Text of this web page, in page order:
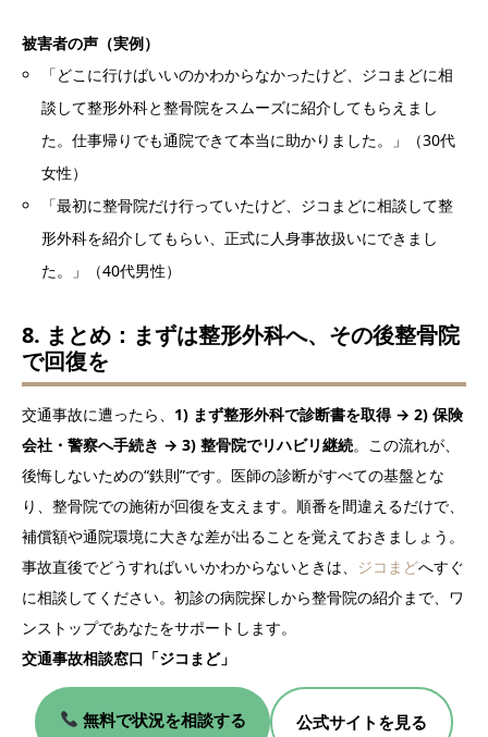
被害者の声（実例）
「どこに行けばいいのかわからなかったけど、ジコまどに相
談して整形外科と整骨院をスムーズに紹介してもらえまし
た。仕事帰りでも通院できて本当に助かりました。」（30代
女性）
「最初に整骨院だけ行っていたけど、ジコまどに相談して整
形外科を紹介してもらい、正式に人身事故扱いにできまし
た。」（40代男性）
8. まとめ：まずは整形外科へ、その後整骨院
で回復を
交通事故に遭ったら、 1) まず整形外科で診断書を取得 → 2) 保険
会社・警察へ手続き → 3) 整骨院でリハビリ継続。この流れが、
後悔しないための“鉄則”です。医師の診断がすべての基盤とな
り、整骨院での施術が回復を支えます。順番を間違えるだけで、
補償額や通院環境に大きな差が出ることを覚えておきましょう。
事故直後でどうすればいいかわからないときは、 ジコまどへすぐ
に相談してください。初診の病院探しから整骨院の紹介まで、ワ
ンストップであなたをサポートします。
交通事故相談窓口「ジコまど」
無料で状況を相談する 公式サイトを見る